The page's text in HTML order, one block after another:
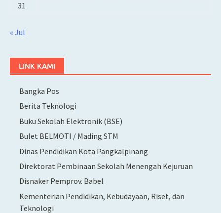
31
« Jul
LINK KAMI
Bangka Pos
Berita Teknologi
Buku Sekolah Elektronik (BSE)
Bulet BELMOTI / Mading STM
Dinas Pendidikan Kota Pangkalpinang
Direktorat Pembinaan Sekolah Menengah Kejuruan
Disnaker Pemprov. Babel
Kementerian Pendidikan, Kebudayaan, Riset, dan
Teknologi